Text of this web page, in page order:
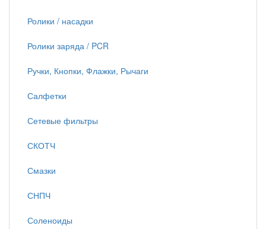
Ролики / насадки
Ролики заряда / PCR
Ручки, Кнопки, Флажки, Рычаги
Салфетки
Сетевые фильтры
СКОТЧ
Смазки
СНПЧ
Соленоиды